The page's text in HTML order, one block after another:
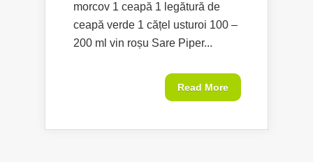
morcov 1 ceapă 1 legătură de
ceapă verde 1 cățel usturoi 100 –
200 ml vin roșu Sare Piper...
Read More